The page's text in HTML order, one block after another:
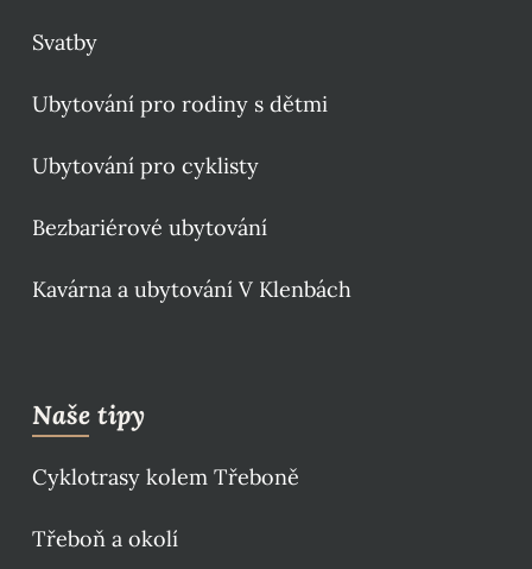
Svatby
Ubytování pro rodiny s dětmi
Ubytování pro cyklisty
Bezbariérové ubytování
Kavárna a ubytování V Klenbách
Naše tipy
Cyklotrasy kolem Třeboně
Třeboň a okolí